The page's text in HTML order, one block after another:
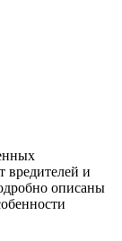
вредителей и
описаны